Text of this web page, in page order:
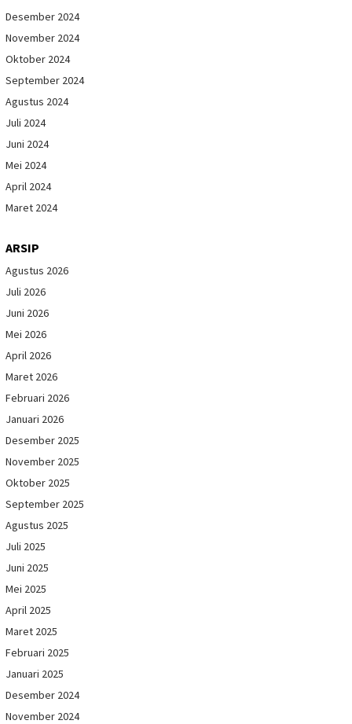
Desember 2024
November 2024
Oktober 2024
September 2024
Agustus 2024
Juli 2024
Juni 2024
Mei 2024
April 2024
Maret 2024
ARSIP
Agustus 2026
Juli 2026
Juni 2026
Mei 2026
April 2026
Maret 2026
Februari 2026
Januari 2026
Desember 2025
November 2025
Oktober 2025
September 2025
Agustus 2025
Juli 2025
Juni 2025
Mei 2025
April 2025
Maret 2025
Februari 2025
Januari 2025
Desember 2024
November 2024